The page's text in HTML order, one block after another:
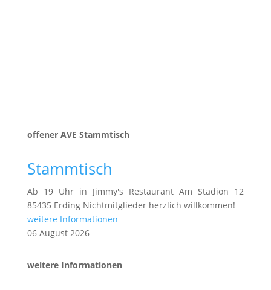
offener AVE Stammtisch
Stammtisch
Ab 19 Uhr in Jimmy's Restaurant Am Stadion 12
85435 Erding Nichtmitglieder herzlich willkommen!
weitere Informationen
06 August 2026
weitere Informationen